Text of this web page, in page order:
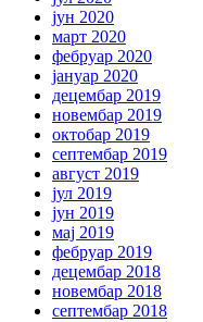
јун 2020
март 2020
фебруар 2020
јануар 2020
децембар 2019
новембар 2019
октобар 2019
септембар 2019
август 2019
јул 2019
јун 2019
мај 2019
фебруар 2019
децембар 2018
новембар 2018
септембар 2018